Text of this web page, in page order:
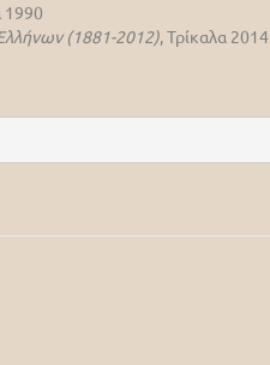
1990
(1881-2012), Τρίκαλα 2014